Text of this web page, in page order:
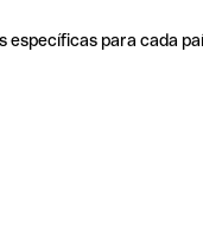
específicas para cada